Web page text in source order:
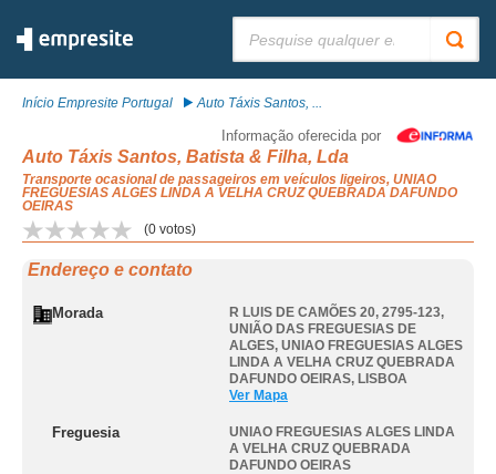
Início Empresite Portugal Auto Táxis Santos, ...
Informação oferecida por
Auto Táxis Santos, Batista & Filha, Lda
Transporte ocasional de passageiros em veículos ligeiros, UNIAO
FREGUESIAS ALGES LINDA A VELHA CRUZ QUEBRADA DAFUNDO
OEIRAS
(0 votos)
Endereço e contato
Morada
R LUIS DE CAMÕES 20, 2795-123,
UNIÃO DAS FREGUESIAS DE
ALGES, UNIAO FREGUESIAS ALGES
LINDA A VELHA CRUZ QUEBRADA
DAFUNDO OEIRAS, LISBOA
Ver Mapa
Freguesia
UNIAO FREGUESIAS ALGES LINDA
A VELHA CRUZ QUEBRADA
DAFUNDO OEIRAS